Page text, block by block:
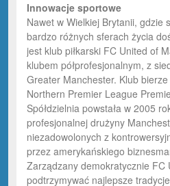
Innowacje sportowe
Nawet w Wielkiej Brytanii, gdzie
bardzo różnych sferach życia
jest klub piłkarski FC United of
klubem półprofesjonalnym, z
Greater Manchester. Klub
Northern Premier League
Spółdzielnia powstała w 2005
profesjonalnej drużyny
niezadowolonych z
przez amerykańskiego
Zarządzany demokratycznie FC
podtrzymywać najlepsze